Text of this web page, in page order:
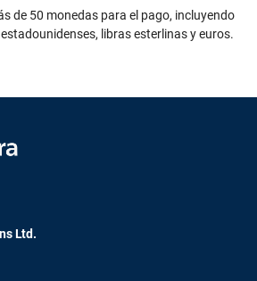
de 50 monedas para el pago, incluyendo
libras esterlinas y euros.
Ltd.